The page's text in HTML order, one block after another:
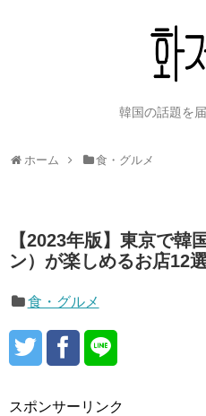
韓国の話題を
ホーム 食・グルメ
【2023年版】東京で韓
ン）が楽しめるお店12
食・グルメ
スポンサーリンク